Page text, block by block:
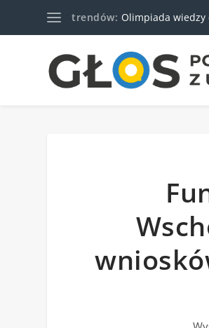
trendów: Olimpiada wiedzy